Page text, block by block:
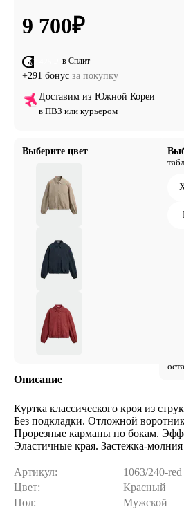
9 700₽
от 2 425 ₽ в Сплит
+291 бонус за покупку
Доставим из Южной Кореи
в ПВЗ или курьером
Выберите цвет
Описание
Куртка классического кроя из
Без подкладки. Отложной
Прорезные карманы по бокам.
Эластичные края. Застежка-молния
Артикул:
1063/240-red
Цвет:
Красный
Пол:
Мужской